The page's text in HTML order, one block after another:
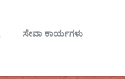
ಸೇವಾ ಕಾರ್ಯಗಳು